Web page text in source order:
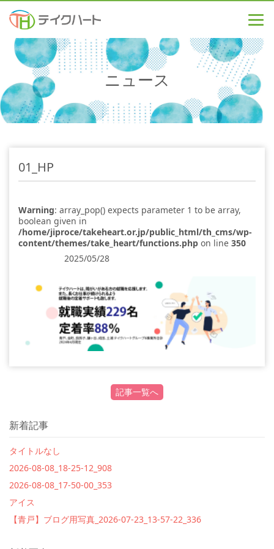
ニュース
01_HP
Warning: array_pop() expects parameter 1 to be array,
boolean given in
/home/jiproce/takeheart.or.jp/public_html/th_cms/wp-
content/themes/take_heart/functions.php on line 350
2025/05/28
記事一覧へ
新着記事
タイトルなし
2026-08-08_18-25-12_908
2026-08-08_17-50-00_353
アイス
【青戸】ブログ用写真_2026-07-23_13-57-22_336